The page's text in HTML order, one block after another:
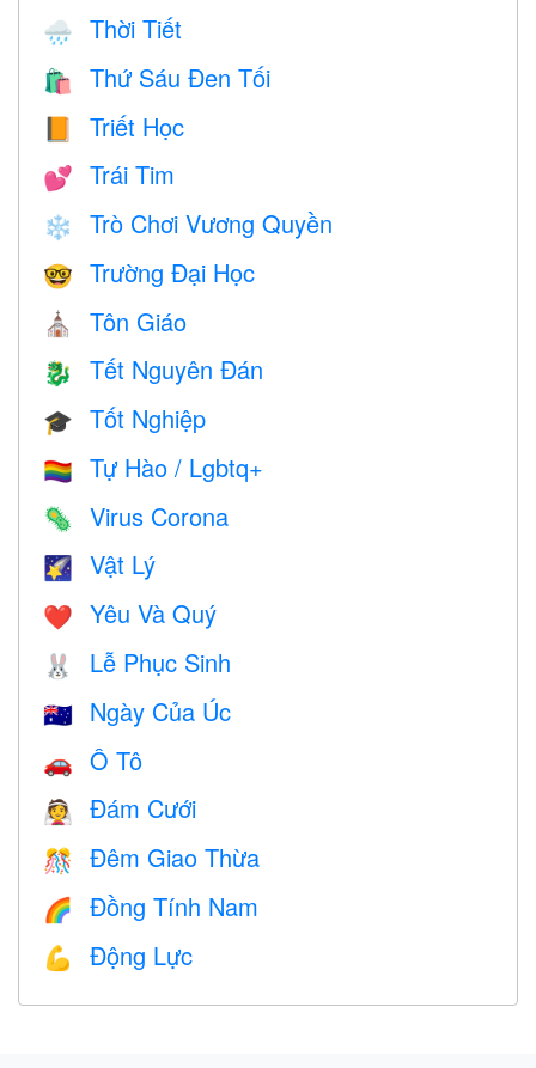
🌧 Thời Tiết
🛍 Thứ Sáu Đen Tối
📙 Triết Học
💕 Trái Tim
❄️ Trò Chơi Vương Quyền
🤓 Trường Đại Học
⛪️ Tôn Giáo
🐉 Tết Nguyên Đán
🎓 Tốt Nghiệp
🏳️‍🌈 Tự Hào / Lgbtq+
🦠 Virus Corona
🌠 Vật Lý
❤️️ Yêu Và Quý
🐰 Lễ Phục Sinh
🇦🇺 Ngày Của Úc
🚗 Ô Tô
👰 Đám Cưới
🎊 Đêm Giao Thừa
🌈 Đồng Tính Nam
💪 Động Lực